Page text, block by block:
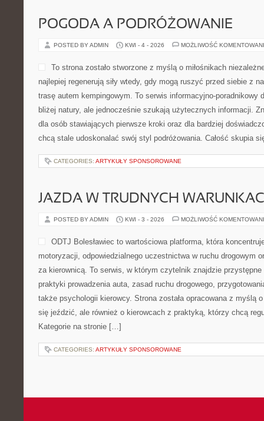
POGODA A PODRÓŻOWANIE
POSTED BY ADMIN KWI - 4 - 2026 MOŻLIWOŚĆ
To strona zostało stworzone z myślą o miłośnikach
najlepiej regenerują siły wtedy, gdy mogą ruszyć przed siebie z
trasę autem kempingowym. To serwis informacyjno-poradnikowy
bliżej natury, ale jednocześnie szukają użytecznych informacji.
dla osób stawiających pierwsze kroki oraz dla bardziej
chcą stale udoskonalać swój styl podróżowania. Całość skupia
CATEGORIES: ARTYKUŁY SPONSOROWANE
JAZDA W TRUDNYCH
POSTED BY ADMIN KWI - 3 - 2026 MOŻLIWOŚĆ
ODTJ Bolesławiec to wartościowa platforma, która
motoryzacji, odpowiedzialnego uczestnictwa w ruchu drogowym
za kierownicą. To serwis, w którym czytelnik znajdzie
praktyki prowadzenia auta, zasad ruchu drogowego,
także psychologii kierowcy. Strona została opracowana z myślą
się jeździć, ale również o kierowcach z praktyką, którzy chcą
Kategorie na stronie […]
CATEGORIES: ARTYKUŁY SPONSOROWANE